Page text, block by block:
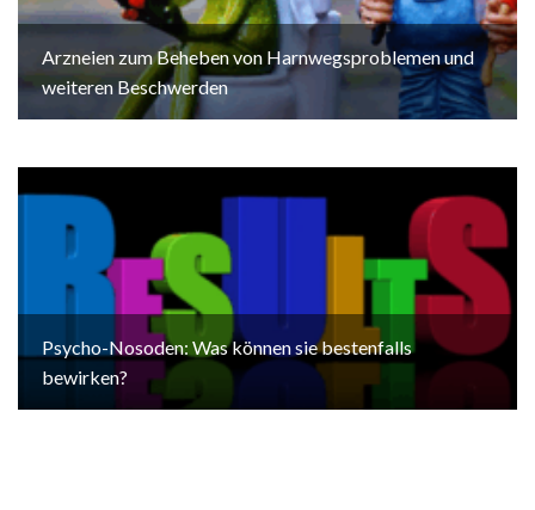
Arzneien zum Beheben von Harnwegsproblemen und
weiteren Beschwerden
Psycho-Nosoden: Was können sie bestenfalls
bewirken?